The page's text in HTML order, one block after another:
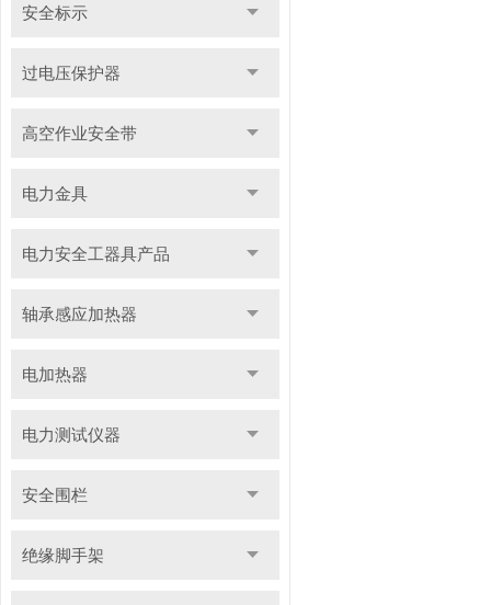
安全标示
过电压保护器
高空作业安全带
电力金具
电力安全工器具产品
轴承感应加热器
电加热器
电力测试仪器
安全围栏
绝缘脚手架